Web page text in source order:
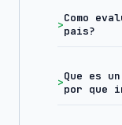
Como
pais?
Que es
por que